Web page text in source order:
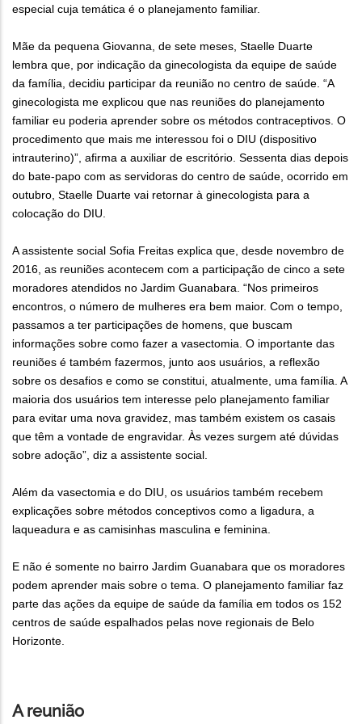
especial cuja temática é o planejamento familiar.
Mãe da pequena Giovanna, de sete meses, Staelle Duarte
lembra que, por indicação da ginecologista da equipe de saúde
da família, decidiu participar da reunião no centro de saúde. “A
ginecologista me explicou que nas reuniões do planejamento
familiar eu poderia aprender sobre os métodos contraceptivos. O
procedimento que mais me interessou foi o DIU (dispositivo
intrauterino)”, afirma a auxiliar de escritório. Sessenta dias depois
do bate-papo com as servidoras do centro de saúde, ocorrido em
outubro, Staelle Duarte vai retornar à ginecologista para a
colocação do DIU.
A assistente social Sofia Freitas explica que, desde novembro de
2016, as reuniões acontecem com a participação de cinco a sete
moradores atendidos no Jardim Guanabara. “Nos primeiros
encontros, o número de mulheres era bem maior. Com o tempo,
passamos a ter participações de homens, que buscam
informações sobre como fazer a vasectomia. O importante das
reuniões é também fazermos, junto aos usuários, a reflexão
sobre os desafios e como se constitui, atualmente, uma família. A
maioria dos usuários tem interesse pelo planejamento familiar
para evitar uma nova gravidez, mas também existem os casais
que têm a vontade de engravidar. Às vezes surgem até dúvidas
sobre adoção”, diz a assistente social.
Além da vasectomia e do DIU, os usuários também recebem
explicações sobre métodos conceptivos como a ligadura, a
laqueadura e as camisinhas masculina e feminina.
E não é somente no bairro Jardim Guanabara que os moradores
podem aprender mais sobre o tema. O planejamento familiar faz
parte das ações da equipe de saúde da família em todos os 152
centros de saúde espalhados pelas nove regionais de Belo
Horizonte.
A reunião